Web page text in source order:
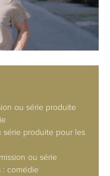
ou série produite
produite pour les
ou série
: comédie